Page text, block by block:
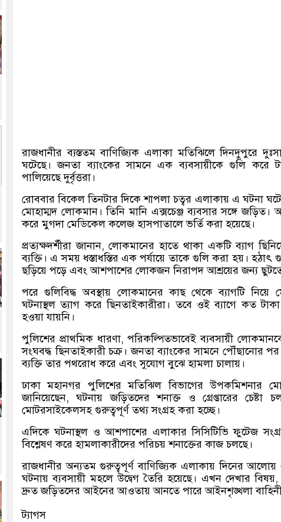
রাজধানীর ব্যস্ততম বাণিজ্যিক এলাকা মতিঝিলে দিনদুপুরে
ঘটেছে। জনতা ব্যাংকের সামনে এক ব্যবসায়ীকে গুলি করে
পালিয়েছে দুর্বৃত্তরা।
রোববার বিকেল তিনটার দিকে শাপলা চত্বর এলাকায় এ ঘটনা
মোহাম্মদ লোকমান। তিনি মানি এক্সচেঞ্জ ব্যবসার সঙ্গে জড়িত।
করে মুগদা মেডিকেল কলেজ হাসপাতালে ভর্তি করা হয়েছে।
প্রত্যক্ষদর্শীরা জানান, লোকমানের হাতে থাকা একটি ব্যাগ
ব্যক্তি। এ সময় ধস্তাধস্তির এক পর্যায়ে তাকে গুলি করা হয়।
ছড়িয়ে পড়ে এবং আশপাশের লোকজন নিরাপদ আশ্রয়ের জন্য
পরে গুলিবিদ্ধ অবস্থায় লোকমানের কাছ থেকে ব্যাগটি নিয়ে
ঘটনাস্থল ত্যাগ করে ছিনতাইকারীরা। তবে ওই ব্যাগে কত
হওয়া যায়নি।
পুলিশের প্রাথমিক ধারণা, পরিকল্পিতভাবেই ব্যবসায়ী
সংঘবদ্ধ ছিনতাইকারী চক্র। জনতা ব্যাংকের সামনে পৌঁছানোর
ব্যক্তি তার পথরোধ করে এবং সুযোগ বুঝে হামলা চালায়।
ঢাকা মহানগর পুলিশের মতিঝিল বিভাগের উপকমিশনার
জানিয়েছেন, ঘটনায় জড়িতদের শনাক্ত ও গ্রেপ্তারের
মোটরসাইকেলসহ গুরুত্বপূর্ণ তথ্য সংগ্রহ করা হচ্ছে।
এদিকে ঘটনাস্থল ও আশপাশের এলাকার সিসিটিভি ফুটেজ
বিশ্লেষণ করে হামলাকারীদের পরিচয় শনাক্তের কাজ চলছে।
রাজধানীর অন্যতম গুরুত্বপূর্ণ বাণিজ্যিক এলাকায় দিনের
ঘটনায় ব্যবসায়ী মহলে উদ্বেগ তৈরি হয়েছে। এখন দেখার
দ্রুত জড়িতদের আইনের আওতায় আনতে পারে আইনশৃঙ্খলা
ট্যাগস